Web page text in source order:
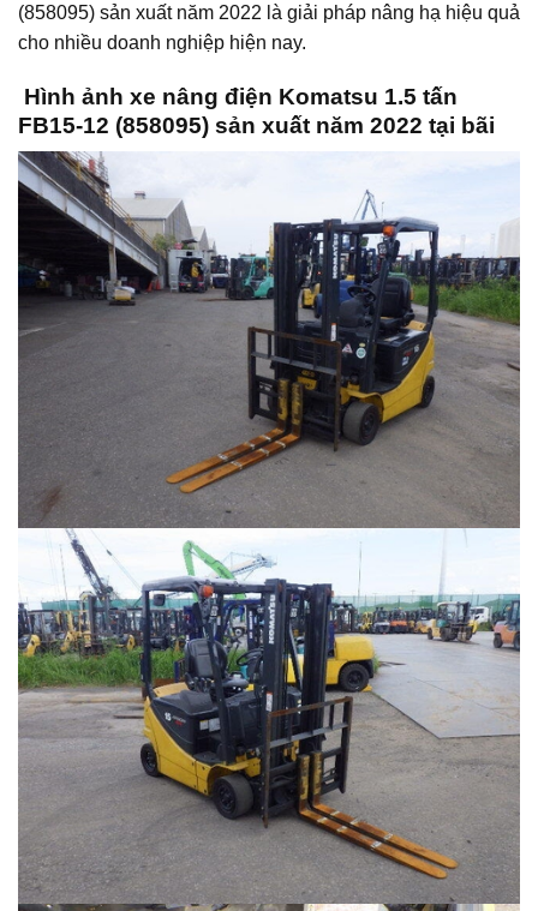
(858095) sản xuất năm 2022 là giải pháp nâng hạ hiệu quả
cho nhiều doanh nghiệp hiện nay.
Hình ảnh xe nâng điện Komatsu 1.5 tấn
FB15-12 (858095) sản xuất năm 2022 tại bãi